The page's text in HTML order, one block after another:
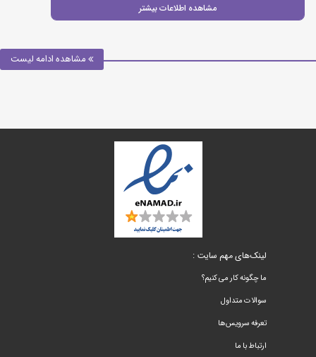
مشاهده اطلاعات بیشتر
مشاهده ادامه لیست
لینک‌های مهم سایت :
ما چگونه کار می کنیم؟
سوالات متداول
تعرفه سرویس‌ها
ارتباط با ما